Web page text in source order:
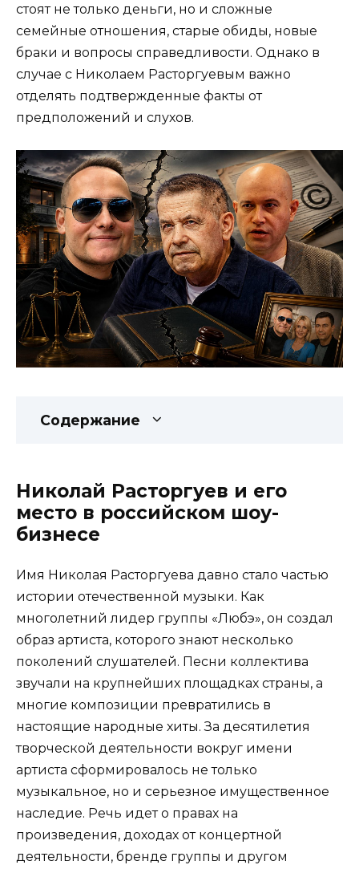
стоят не только деньги, но и сложные
семейные отношения, старые обиды, новые
браки и вопросы справедливости. Однако в
случае с Николаем Расторгуевым важно
отделять подтвержденные факты от
предположений и слухов.
Содержание
Николай Расторгуев и его
место в российском шоу-
бизнесе
Имя Николая Расторгуева давно стало частью
истории отечественной музыки. Как
многолетний лидер группы «Любэ», он создал
образ артиста, которого знают несколько
поколений слушателей. Песни коллектива
звучали на крупнейших площадках страны, а
многие композиции превратились в
настоящие народные хиты. За десятилетия
творческой деятельности вокруг имени
артиста сформировалось не только
музыкальное, но и серьезное имущественное
наследие. Речь идет о правах на
произведения, доходах от концертной
деятельности, бренде группы и другом